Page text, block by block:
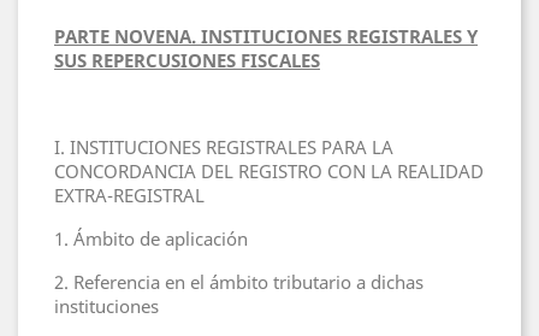
PARTE NOVENA. INSTITUCIONES REGISTRALES Y
SUS REPERCUSIONES FISCALES
I. INSTITUCIONES REGISTRALES PARA LA
CONCORDANCIA DEL REGISTRO CON LA REALIDAD
EXTRA-REGISTRAL
1. Ámbito de aplicación
2. Referencia en el ámbito tributario a dichas
instituciones